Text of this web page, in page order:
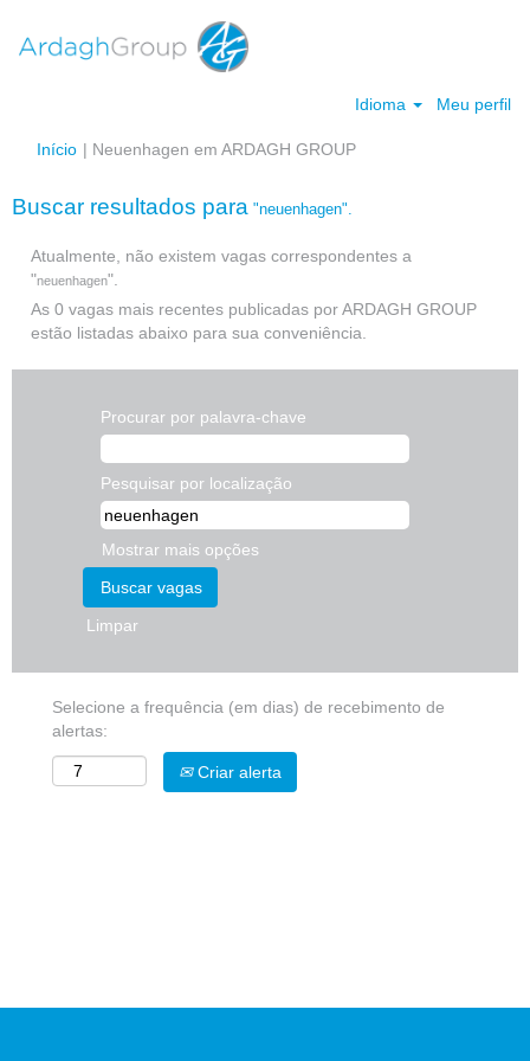
Idioma Meu perfil
Início | Neuenhagen em ARDAGH GROUP(página
Buscar resultados para "neuenhagen".
Atualmente, não existem vagas correspondentes a
"neuenhagen".
As 0 vagas mais recentes publicadas por ARDAGH GROUP
estão listadas abaixo para sua conveniência.
Procurar por palavra-chave
Pesquisar por localização
Mostrar mais opções
Limpar
Selecione a frequência (em dias) de recebimento de
alertas:
Criar alerta